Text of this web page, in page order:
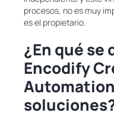
procesos, no es muy
es el propietario.
¿En qué se
Encodify